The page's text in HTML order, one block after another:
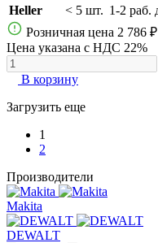
Heller
< 5 шт. 1-2 раб.
Розничная цена 2 786 ₽
Цена указана с НДС 22%
В корзину
Загрузить еще
1
2
Производители
Makita
DEWALT